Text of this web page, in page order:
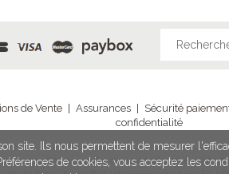
de Vente Assurances Sécurité
confidentialité
Seine - SAS au capital de 1 020 980,96 € - IM
site. Ils nous permettent de mesurer
de cookies, vous acceptez les